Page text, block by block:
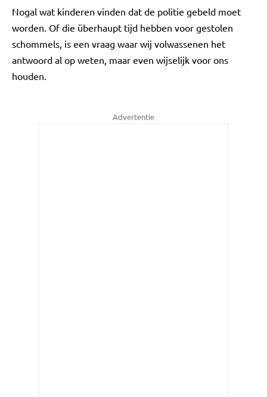
Nogal wat kinderen vinden dat de politie gebeld moet
worden. Of die überhaupt tijd hebben voor gestolen
schommels, is een vraag waar wij volwassenen het
antwoord al op weten, maar even wijselijk voor ons
houden.
Advertentie